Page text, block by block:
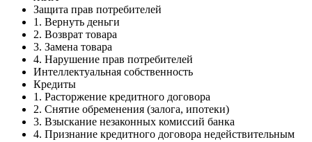
Защита прав потребителей
1. Вернуть деньги
2. Возврат товара
3. Замена товара
4. Нарушение прав потребителей
Интеллектуальная собственность
Кредиты
1. Расторжение кредитного договора
2. Снятие обременения (залога, ипотеки)
3. Взыскание незаконных комиссий банка
4. Признание кредитного договора недействительным